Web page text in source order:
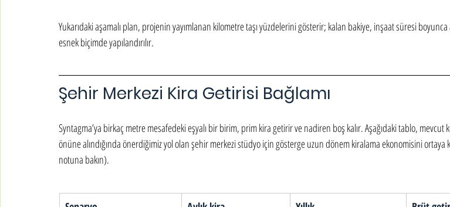
Yukarıdaki aşamalı plan, projenin yayımlanan kilometre taşı yüzdelerini gösterir; kalan bakiye, inşaat süresi boyunca
esnek biçimde yapılandırılır.
Şehir Merkezi Kira Getirisi Bağlamı
Syntagma’ya birkaç metre mesafedeki eşyalı bir birim, prim kira getirir ve nadiren boş kalır. Aşağıdaki tablo, mevcut
önüne alındığında önerdiğimiz yol olan şehir merkezi stüdyo için gösterge uzun dönem kiralama ekonomisini ortaya
notuna bakın).